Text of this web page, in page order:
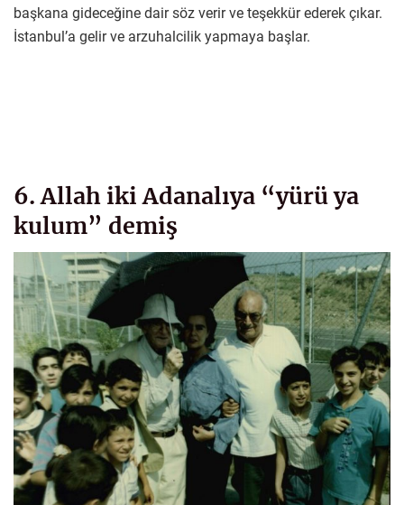
başkana gideceğine dair söz verir ve teşekkür ederek çıkar.
İstanbul’a gelir ve arzuhalcilik yapmaya başlar.
6. Allah iki Adanalıya “yürü ya
kulum” demiş